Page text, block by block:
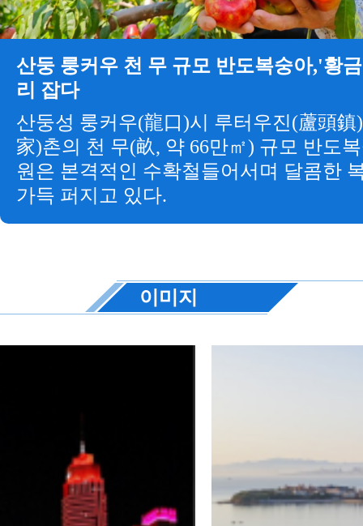
산둥 룽커우 천 무 규모 반도복숭아,'황
리 잡다
산둥성 룽커우(龍口)시 루터우진(蘆頭鎮
家)촌의 천 무(畝, 약 66만㎡) 규모 반도
원은 본격적인 수확철들어서며 달콤한
가득 퍼지고 있다.
이미지